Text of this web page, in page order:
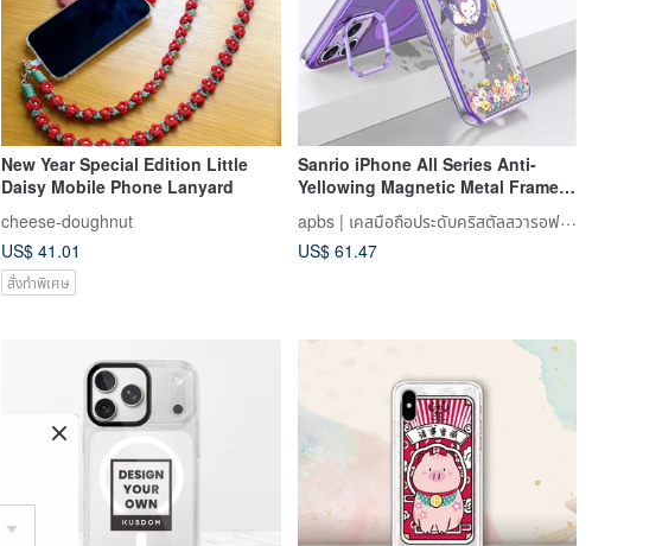
New Year Special Edition Little
Daisy Mobile Phone Lanyard
cheese-doughnut
US$ 41.01
สั่งทำพิเศษ
Sanrio iPhone All Series Anti-
Yellowing Magnetic Metal Frame
Flower Language
apbs | เคสมือถือประดับคริสตัลสวารอฟสกี้
US$ 61.47